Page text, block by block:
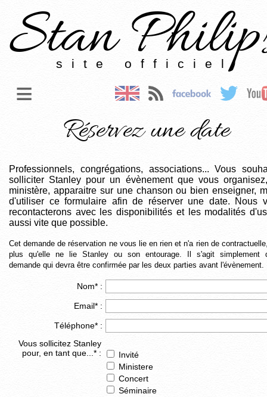
Stan
site officiel
Réservez une date
Professionnels, congrégations, associations... Vous
solliciter Stanley pour un évènement que vous
ministère, apparaitre sur une chanson ou bien enseigner,
d'utiliser ce formulaire afin de réserver une date. Nous
recontacterons avec les disponibilités et les modalités
aussi vite que possible.
Cet demande de réservation ne vous lie en rien et n'a rien de
plus qu'elle ne lie Stanley ou son entourage. Il s'agit simplement
demande qui devra être confirmée par les deux parties avant l'évènement.
Nom* :
Email* :
Téléphone* :
Vous sollicitez Stanley
pour, en tant que...* :
Invité‎
Ministere‎
Concert‎
Séminaire
≡